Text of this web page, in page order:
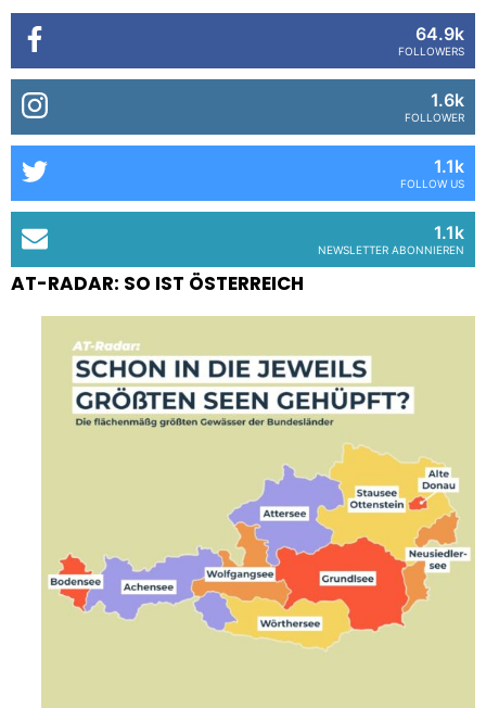
64.9k
FOLLOWERS
1.6k
FOLLOWER
1.1k
FOLLOW US
1.1k
NEWSLETTER ABONNIEREN
AT-RADAR: SO IST ÖSTERREICH